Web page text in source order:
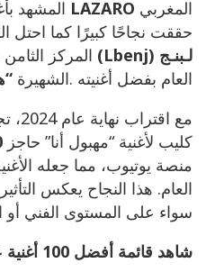
المغربي LAZARO المشهد
حققت نجاحًا كبيرًا كما احتل
لـبنـج (Lbenj)
المركز
العام بفضل أغنيته .الشهيرة
مع
كليب لأغنية “مهبول أنا” حاجز
منصة يوتيوب، مما جعله
العام. هذا النجاح يعكس
سواء على المستوى الفني أو
شاهد قائمة أفضل 100 أغنية عربية كاملة على يوتيوب!